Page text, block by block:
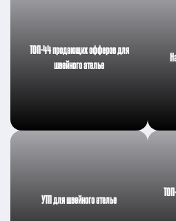
ТОП-44 продающих офферов для
швейного ателье
УТП для швейного ателье